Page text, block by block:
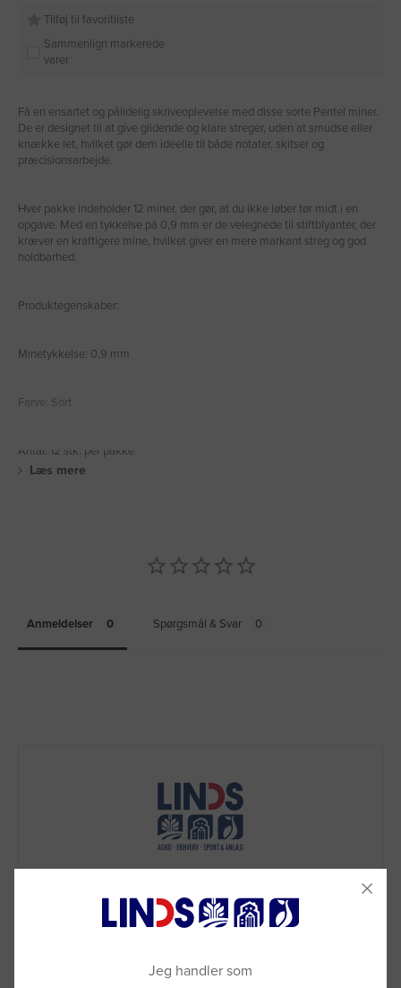
Tilføj til favoritliste
Sammenlign markerede
varer
Få en ensartet og pålidelig skriveoplevelse med disse sorte Pentel miner.
De er designet til at give glidende og klare streger, uden at smudse eller
knække let, hvilket gør dem ideelle til både notater, skitser og
præcisionsarbejde.
Hver pakke indeholder 12 miner, der gør, at du ikke løber tør midt i en
opgave. Med en tykkelse på 0,9 mm er de velegnede til stiftblyanter, der
kræver en kraftigere mine, hvilket giver en mere markant streg og god
holdbarhed.
Produktegenskaber:
Minetykkelse: 0,9 mm
Farve: Sort
Antal: 12 stk. per pakke
Læs mere
Anmeldelser Spørgsmål & Svar
Jeg handler som